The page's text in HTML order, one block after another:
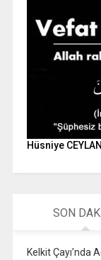
Hüsniye
SON
Kelkit Çayı’nda